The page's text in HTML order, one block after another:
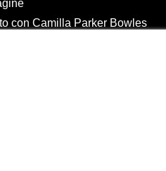
con Camilla Parker Bowles